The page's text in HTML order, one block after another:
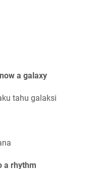
a galaxy
tahu galaksi
a rhythm